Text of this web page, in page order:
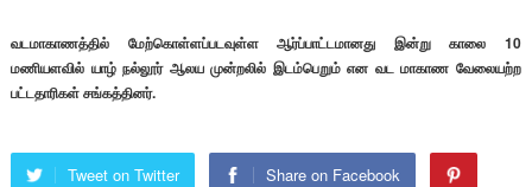
வடமாகாணத்தில் மேற்கொள்ளப்படவுள்ள ஆர்ப்பாட்டமானது இன்று காலை 10
மணியளவில் யாழ் நல்லூர் ஆலய முன்றலில் இடம்பெறும் என வட மாகாண வேலையற்ற
பட்டதாரிகள் சங்கத்தினர்.
Tweet on Twitter Share on Facebook